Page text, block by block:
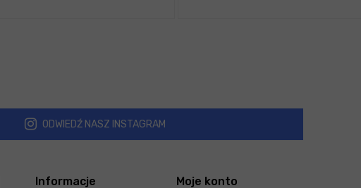
ODWIEDŹ NASZ INSTAGRAM
Informacje Moje konto